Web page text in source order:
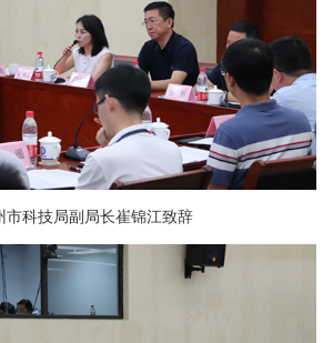
市科技局副局长崔锦江致辞